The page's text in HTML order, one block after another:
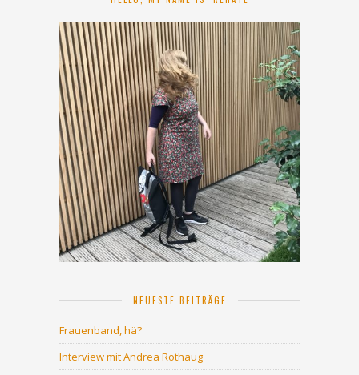
NEUESTE BEITRÄGE
Frauenband, hä?
Interview mit Andrea Rothaug